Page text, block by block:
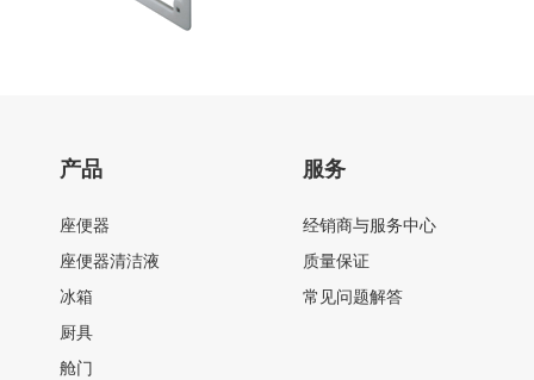
产品
座便器
座便器清洁液
冰箱
厨具
舱门
服务
经销商与服务中心
质量保证
常见问题解答